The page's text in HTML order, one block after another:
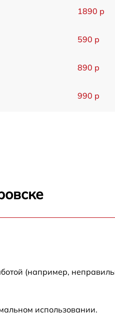
1890 р
590 р
890 р
990 р
(например,
использовании.